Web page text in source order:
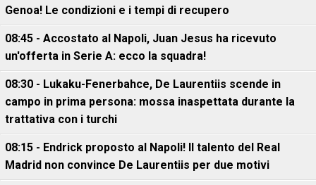
Genoa! Le condizioni e i tempi di recupero
08:45 - Accostato al Napoli, Juan Jesus ha ricevuto
un'offerta in Serie A: ecco la squadra!
08:30 - Lukaku-Fenerbahce, De Laurentiis scende in
campo in prima persona: mossa inaspettata durante la
trattativa con i turchi
08:15 - Endrick proposto al Napoli! Il talento del Real
Madrid non convince De Laurentiis per due motivi